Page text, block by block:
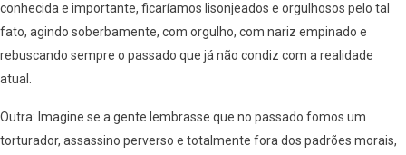
conhecida e importante, ficaríamos lisonjeados e orgulhosos pelo tal
fato, agindo soberbamente, com orgulho, com nariz empinado e
rebuscando sempre o passado que já não condiz com a realidade
atual.
Outra: Imagine se a gente lembrasse que no passado fomos um
torturador, assassino perverso e totalmente fora dos padrões morais,